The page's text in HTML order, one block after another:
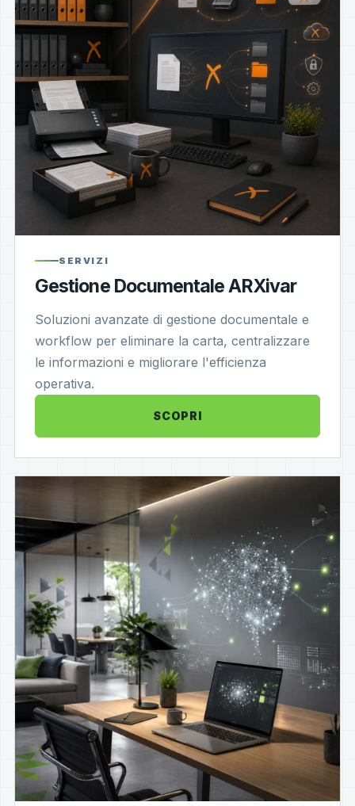
SERVIZI
Gestione Documentale ARXivar
Soluzioni avanzate di gestione documentale e
workflow per eliminare la carta, centralizzare
le informazioni e migliorare l'efficienza
operativa.
SCOPRI